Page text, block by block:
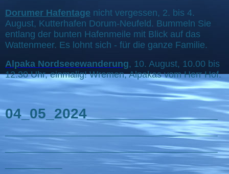
Dorumer Hafentage nicht vergessen, 2. bis 4.
August, Kutterhafen Dorum-Neufeld. Bummeln Sie
entlang der bunten Hafenmeile mit Blick auf das
Wattenmeer. Es lohnt sich - für die ganze Familie.
Alpaka Nordseeewanderung, 10. August, 10.00 bis
12.30 Uhr, einmalig! Wremen, Alpakas vom Herr Hof.
04_05_2024________________
__________________________
__________________________